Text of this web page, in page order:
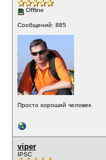
Offline
Сообщений: 885
Просто хороший человек
viper
IPSC